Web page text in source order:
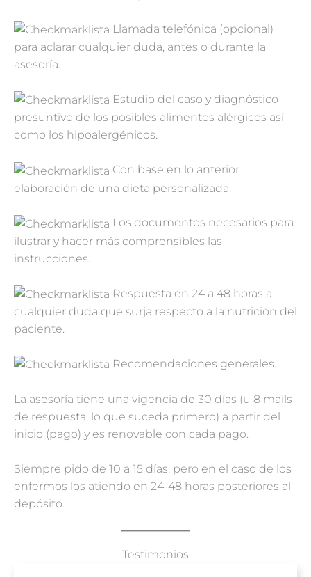
Llamada telefónica (opcional)
para aclarar cualquier duda, antes o durante la
asesoría.
Estudio del caso y diagnóstico
presuntivo de los posibles alimentos alérgicos así
como los hipoalergénicos.
Con base en lo anterior
elaboración de una dieta personalizada.
Los documentos necesarios para
ilustrar y hacer más comprensibles las
instrucciones.
Respuesta en 24 a 48 horas a
cualquier duda que surja respecto a la nutrición del
paciente.
Recomendaciones generales.
La asesoría tiene una vigencia de 30 días (u 8 mails
de respuesta, lo que suceda primero) a partir del
inicio (pago) y es renovable con cada pago.
Siempre pido de 10 a 15 días, pero en el caso de los
enfermos los atiendo en 24-48 horas posteriores al
depósito.
Testimonios